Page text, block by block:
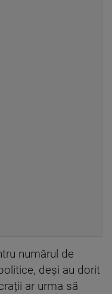
numărul de
deși au dorit
ar urma să